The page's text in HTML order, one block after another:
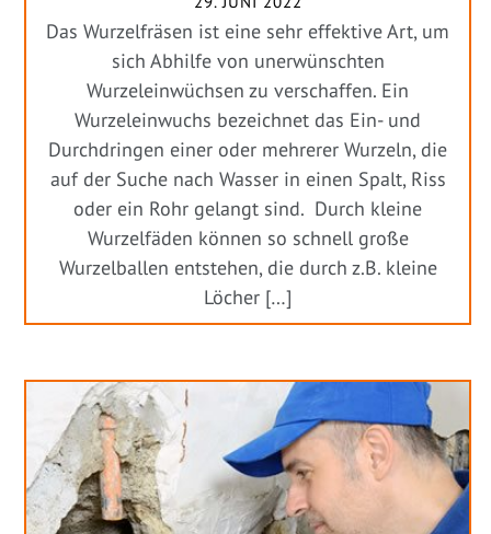
Das Wurzelfräsen ist eine sehr effektive Art, um
sich Abhilfe von unerwünschten
Wurzeleinwüchsen zu verschaffen. Ein
Wurzeleinwuchs bezeichnet das Ein- und
Durchdringen einer oder mehrerer Wurzeln, die
auf der Suche nach Wasser in einen Spalt, Riss
oder ein Rohr gelangt sind. Durch kleine
Wurzelfäden können so schnell große
Wurzelballen entstehen, die durch z.B. kleine
Löcher […]